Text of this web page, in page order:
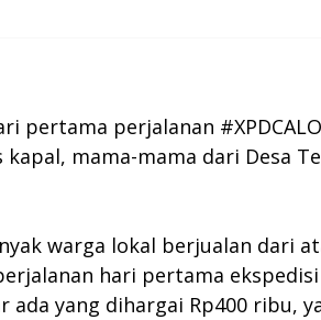
pertama perjalanan
kapal, mama-mama dari Desa
warga lokal berjualan dari
hari pertama
yang dihargai Rp400 ribu,